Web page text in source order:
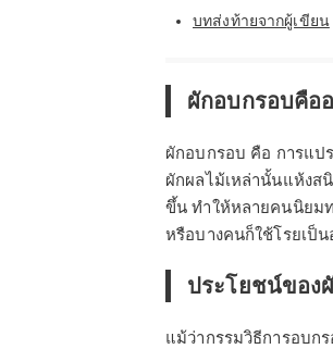
บทส่งท้ายจากผู้เขียน
ผักอบกรอบคือ
ผักอบกรอบ คือ การแป
ผักผลไม้เหล่านั้นแห้งส
ขึ้น ทำให้หลายคนนิยม
หรือบางคนก็ใช้โรยเป็
ประโยชน์ของ
แม้ว่ากรรมวิธีการอบก